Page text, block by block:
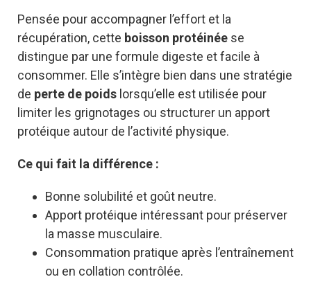
Pensée pour accompagner l’effort et la
récupération, cette boisson protéinée se
distingue par une formule digeste et facile à
consommer. Elle s’intègre bien dans une stratégie
de perte de poids lorsqu’elle est utilisée pour
limiter les grignotages ou structurer un apport
protéique autour de l’activité physique.
Ce qui fait la différence :
Bonne solubilité et goût neutre.
Apport protéique intéressant pour préserver
la masse musculaire.
Consommation pratique après l’entraînement
ou en collation contrôlée.